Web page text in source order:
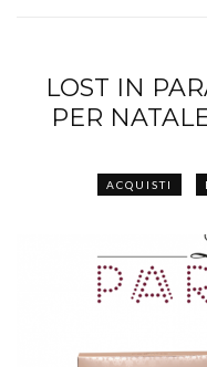
LOST IN
PER
ACQUISTI